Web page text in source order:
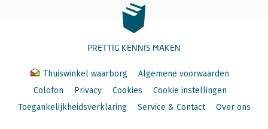
PRETTIG KENNIS MAKEN
Thuiswinkel waarborg
Algemene voorwaarden
Colofon
Privacy Cookies
Cookie instellingen
Toegankelijkheidsverklaring
Service & Contact Over ons